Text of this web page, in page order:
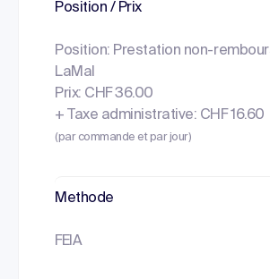
Position / Prix
Position: Prestation non-
LaMal
Prix: CHF 36.00
+ Taxe administrative: CHF 16.60
(par commande et par jour)
Methode
FEIA